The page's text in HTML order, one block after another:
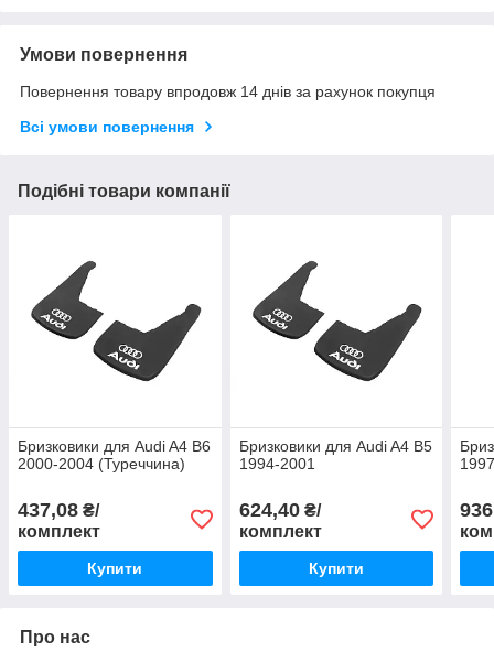
Умови повернення
Повернення товару впродовж 14 днів за рахунок покупця
Всі умови повернення
Подібні товари компанії
Бризковики для Audi A4 B6
2000-2004 (Туреччина)
437,08 ₴/
комплект
Купити
Бризковики для Audi A4 B5
1994-2001
624,40₴/
комплект
Купити
Про нас